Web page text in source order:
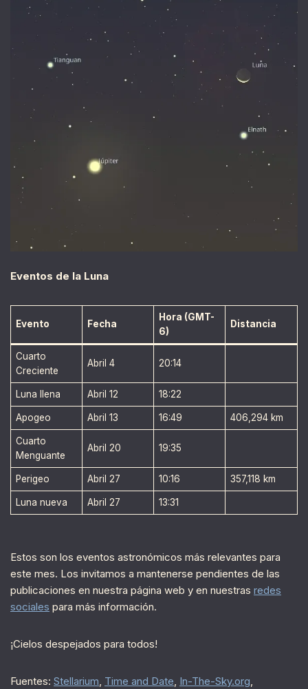
Eventos de la Luna
Evento Fecha
Hora (GMT-
6)
Distancia
Cuarto
Creciente
Abril 4 20:14
Luna llena Abril 12 18:22
Apogeo Abril 13 16:49 406,294 km
Cuarto
Menguante
Abril 20 19:35
Perigeo Abril 27 10:16 357,118 km
Luna nueva Abril 27 13:31
Estos son los eventos astronómicos más relevantes para
este mes. Los invitamos a mantenerse pendientes de las
publicaciones en nuestra página web y en nuestras redes
sociales para más información.
¡Cielos despejados para todos!
Fuentes: Stellarium, Time and Date, In-The-Sky.org,